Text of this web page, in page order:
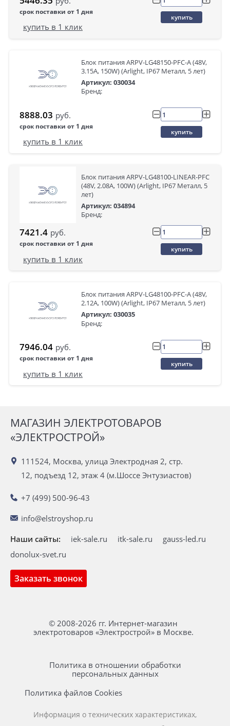
срок поставки от 1 дня
купить
купить в 1 клик
Блок питания ARPV-LG48150-PFC-A (48V,
3.15A, 150W) (Arlight, IP67 Металл, 5 лет)
Артикул: 030034
Бренд:
8888.03 руб.
срок поставки от 1 дня
купить
купить в 1 клик
Блок питания ARPV-LG48100-LINEAR-PFC
(48V, 2.08A, 100W) (Arlight, IP67 Металл, 5
лет)
Артикул: 034894
Бренд:
7421.4 руб.
срок поставки от 1 дня
купить
купить в 1 клик
Блок питания ARPV-LG48100-PFC-A (48V,
2.12A, 100W) (Arlight, IP67 Металл, 5 лет)
Артикул: 030035
Бренд:
7946.04 руб.
срок поставки от 1 дня
купить
купить в 1 клик
МАГАЗИН ЭЛЕКТРОТОВАРОВ
«ЭЛЕКТРОСТРОЙ»
111524, Москва, улица Электродная 2, стр.
12, подъезд 12, этаж 4 (м.Шоссе Энтузиастов)
+7 (499) 500-96-43
info@elstroyshop.ru
Заказать звонок
Наши сайты: iek-sale.ru itk-sale.ru
gauss-led.ru
donolux-svet.ru
© 2008-2026 гг. Интернет-магазин
электротоваров «Электрострой» в Москве.
Политика в отношении обработки
персональных данных
Политика файлов Cookies
Информация о технических характеристиках,